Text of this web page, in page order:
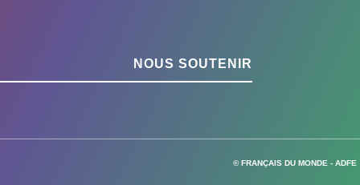
NOUS SOUTENIR
© FRANÇAIS DU MONDE - ADFE